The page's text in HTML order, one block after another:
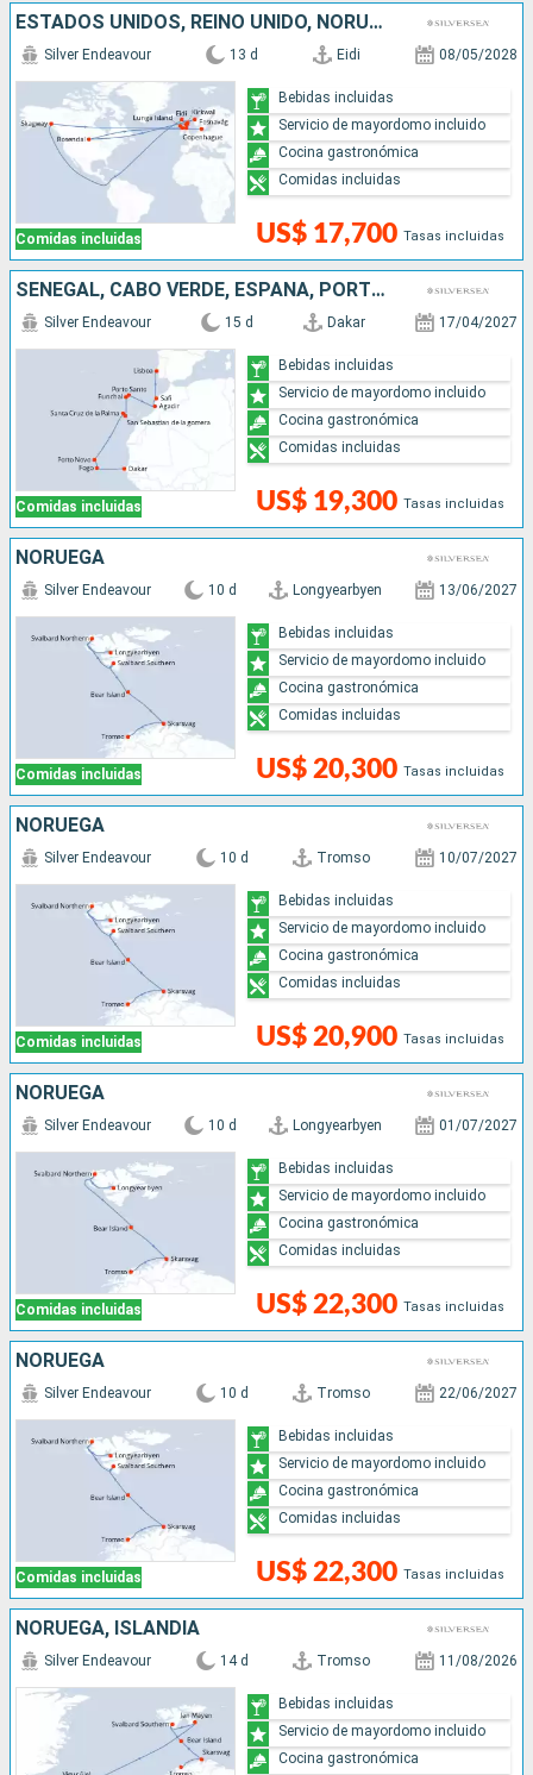
ESTADOS UNIDOS, REINO UNIDO, NORUEGA, DINAMARCA
Comidas incluidas
Silver Endeavour 13 d Eidi 08/05/2028
US$ 17,700 Tasas incluidas
Bebidas incluidas
Servicio de mayordomo incluido
Cocina gastronómica
Comidas incluidas
SENEGAL, CABO VERDE, ESPAÑA, PORTUGAL, MARRUECOS
Comidas incluidas
Silver Endeavour 15 d Dakar 17/04/2027
US$ 19,300 Tasas incluidas
Bebidas incluidas
Servicio de mayordomo incluido
Cocina gastronómica
Comidas incluidas
NORUEGA
Comidas incluidas
Silver Endeavour 10 d Longyearbyen 13/06/2027
US$ 20,300 Tasas incluidas
Bebidas incluidas
Servicio de mayordomo incluido
Cocina gastronómica
Comidas incluidas
NORUEGA
Comidas incluidas
Silver Endeavour 10 d Tromso 10/07/2027
US$ 20,900 Tasas incluidas
Bebidas incluidas
Servicio de mayordomo incluido
Cocina gastronómica
Comidas incluidas
NORUEGA
Comidas incluidas
Silver Endeavour 10 d Longyearbyen 01/07/2027
US$ 22,300 Tasas incluidas
Bebidas incluidas
Servicio de mayordomo incluido
Cocina gastronómica
Comidas incluidas
NORUEGA
Comidas incluidas
Silver Endeavour 10 d Tromso 22/06/2027
US$ 22,300 Tasas incluidas
Bebidas incluidas
Servicio de mayordomo incluido
Cocina gastronómica
Comidas incluidas
NORUEGA, ISLANDIA
Silver Endeavour 14 d Tromso 11/08/2026
Bebidas incluidas
Servicio de mayordomo incluido
Cocina gastronómica